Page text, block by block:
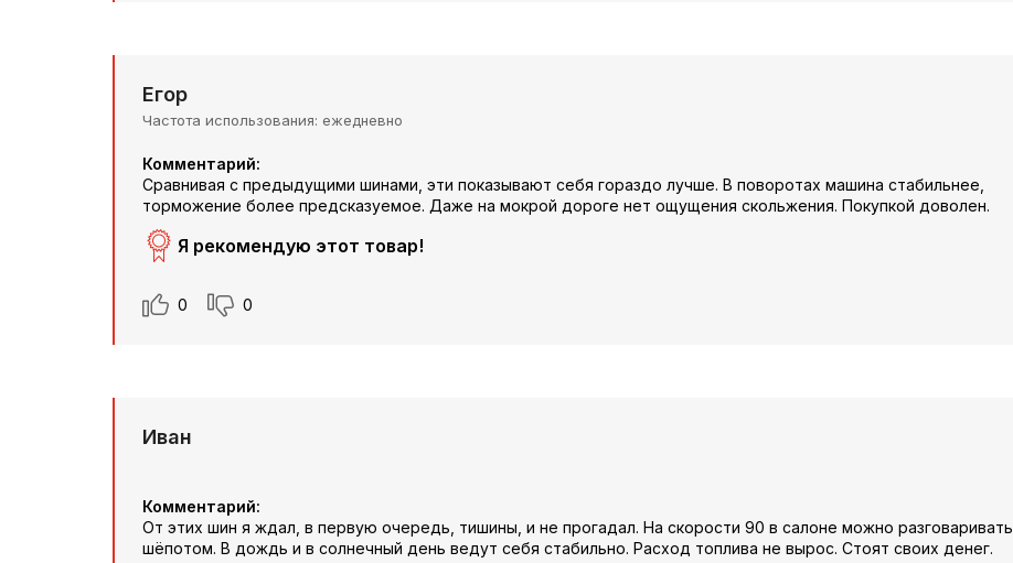
Егор
Частота использования ежедневно
Комментарий:
Сравнивая с предыдущими шинами, эти показывают себя гораздо лучше. В поворотах машина стабильнее,
торможение более предсказуемое. Даже на мокрой дороге нет ощущения скольжения. Покупкой доволен.
Я рекомендую этот товар!
0 0
Иван
Комментарий:
От этих шин я ждал, в первую очередь, тишины, и не прогадал. На скорости 90 в салоне можно разговаривать
шёпотом. В дождь и в солнечный день ведут себя стабильно. Расход топлива не вырос. Стоят своих денег.